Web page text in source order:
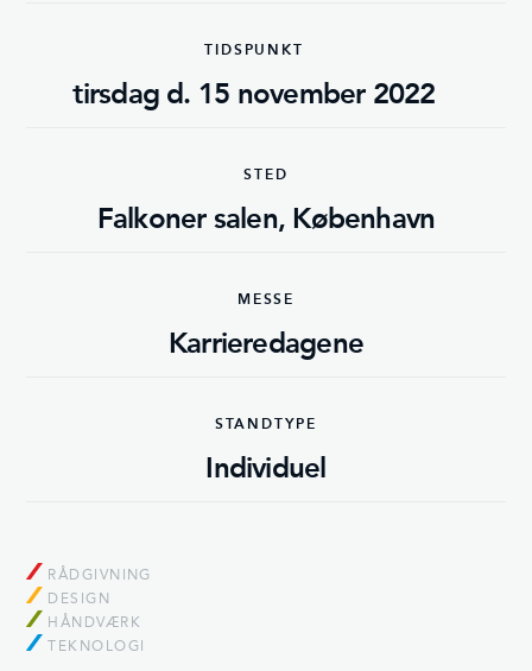
TIDSPUNKT
tirsdag d. 15 november 2022
STED
Falkoner salen, København
MESSE
Karrieredagene
STANDTYPE
Individuel
RÅDGIVNING
DESIGN
HÅNDVÆRK
TEKNOLOGI